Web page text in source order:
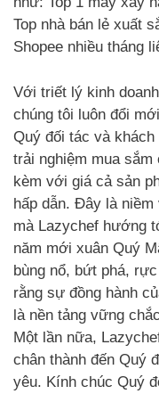
Top nhà bán lẻ xuất
Shopee nhiều tháng
Với triết lý kinh
chúng tôi luôn đổi
Quý đối tác và khách
trải nghiệm mua
kèm với giá cả sản
hấp dẫn. Đây là
mà Lazychef hướng
năm mới xuân Quý
bùng nổ, bứt phá,
rằng sự đồng hành
là nền tảng vững
Một lần nữa,
chân thành đến Quý
yêu. Kính chúc Quý